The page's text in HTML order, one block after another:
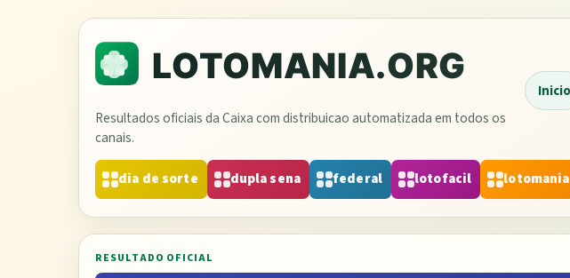
Resultados oficiais da Caixa com distribuicao automatizada em todos os
canais.
Inicio
dia de sorte dupla sena federal lotofacil lotomania
RESULTADO OFICIAL